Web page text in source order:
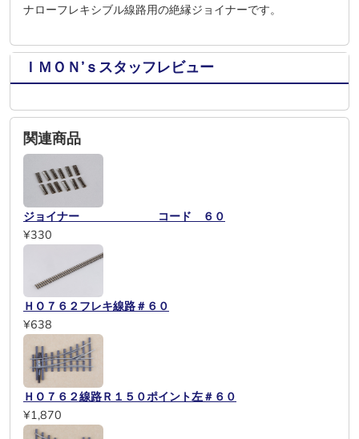
ナローフレキシブル線路用の絶縁ジョイナーです。
ＩＭＯＮ’ｓスタッフレビュー
関連商品
ジョイナー コード ６０
¥330
ＨＯ７６２フレキ線路＃６０
¥638
ＨＯ７６２線路Ｒ１５０ポイント左＃６０
¥1,870